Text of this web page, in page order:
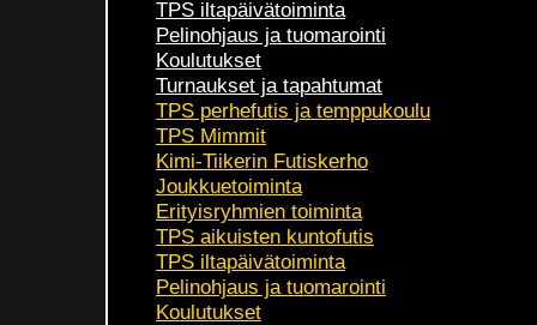
TPS iltapäivätoiminta
Pelinohjaus ja tuomarointi
Koulutukset
Turnaukset ja tapahtumat
TPS perhefutis ja temppukoulu
TPS Mimmit
Kimi-Tiikerin Futiskerho
Joukkuetoiminta
Erityisryhmien toiminta
TPS aikuisten kuntofutis
TPS iltapäivätoiminta
Pelinohjaus ja tuomarointi
Koulutukset